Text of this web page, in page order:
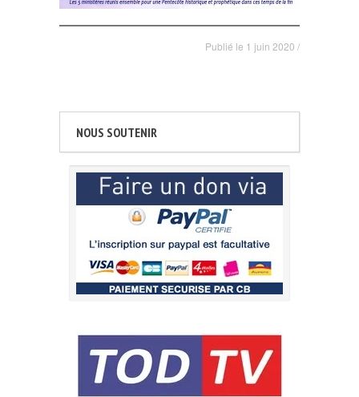
Publié le 1 juin 2020 /
NOUS SOUTENIR